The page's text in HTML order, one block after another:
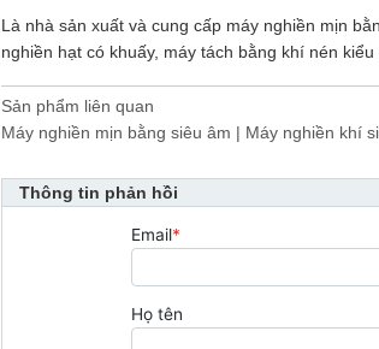
Là nhà sản xuất và cung cấp máy nghiền mịn
nghiền hạt có khuấy, máy tách bằng khí nén
Sản phẩm liên quan
Máy nghiền mịn bằng siêu âm | Máy nghiền khí
Thông tin phản hồi